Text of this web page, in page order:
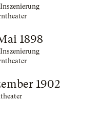
1898
1902